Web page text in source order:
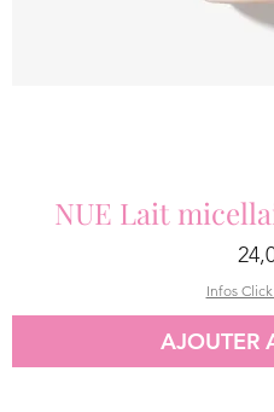
NUE Lait
Prix
Infos
AJOUTER